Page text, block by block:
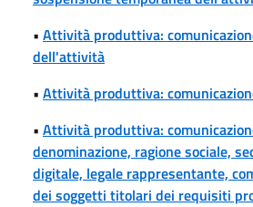
• Attività produttiva:
dell'attività
• Attività produttiva:
• Attività produttiva:
denominazione, ragione sociale,
digitale, legale rappresentante,
dei soggetti titolari dei requisiti